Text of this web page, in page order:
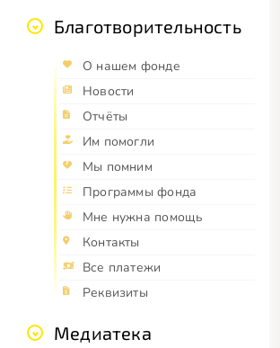
Благотворительность
О нашем фонде
Новости
Отчёты
Им помогли
Мы помним
Программы фонда
Мне нужна помощь
Контакты
Все платежи
Реквизиты
Медиатека